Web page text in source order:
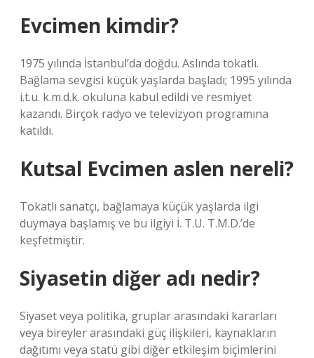
Evcimen kimdir?
1975 yılında İstanbul’da doğdu. Aslında tokatlı.
Bağlama sevgisi küçük yaşlarda başladı; 1995 yılında
i.t.u. k.m.d.k. okuluna kabul edildi ve resmiyet
kazandı. Birçok radyo ve televizyon programına
katıldı.
Kutsal Evcimen aslen nereli?
Tokatlı sanatçı, bağlamaya küçük yaşlarda ilgi
duymaya başlamış ve bu ilgiyi İ. T.U. T.M.D.’de
keşfetmiştir.
Siyasetin diğer adı nedir?
Siyaset veya politika, gruplar arasındaki kararları
veya bireyler arasındaki güç ilişkileri, kaynakların
dağıtımı veya statü gibi diğer etkileşim biçimlerini